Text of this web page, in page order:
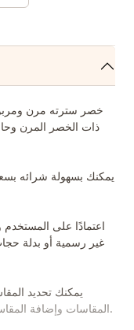
خصر سترته مرن
ذات الخصر المرن
يمكنك بسهولة شرائه
اعتمادًا على المستخدم
غير رسمية أو بدلة
يمكنك تحديد
المقاسات وإضافة المقاس الأنسب لعربة التسوق واطلبه بأفضل سعر.